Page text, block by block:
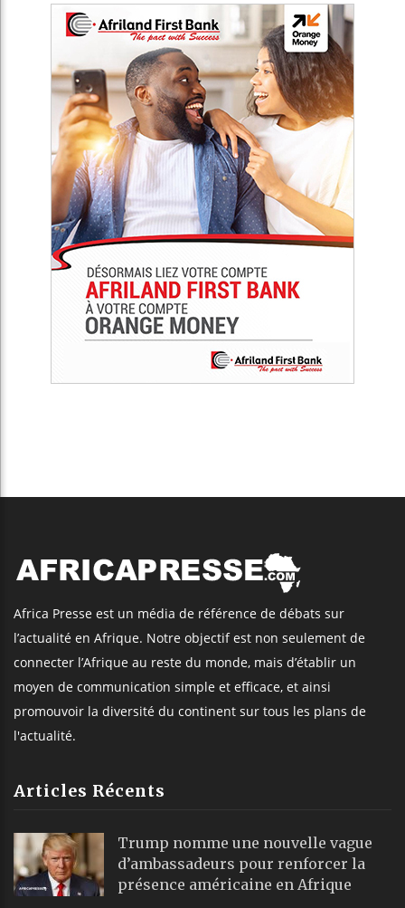
Africa Presse est un média de référence de débats sur
l’actualité en Afrique. Notre objectif est non seulement de
connecter l’Afrique au reste du monde, mais d’établir un
moyen de communication simple et efficace, et ainsi
promouvoir la diversité du continent sur tous les plans de
l'actualité.
Articles Récents
Trump nomme une nouvelle vague
d’ambassadeurs pour renforcer la
présence américaine en Afrique